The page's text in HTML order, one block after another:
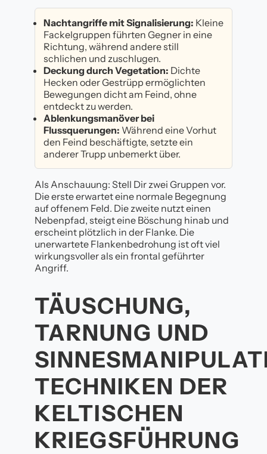
Nachtangriffe mit Signalisierung: Kleine
Fackelgruppen führten Gegner in eine
Richtung, während andere still
schlichen und zuschlugen.
Deckung durch Vegetation: Dichte
Hecken oder Gestrüpp ermöglichten
Bewegungen dicht am Feind, ohne
entdeckt zu werden.
Ablenkungsmanöver bei
Flussquerungen: Während eine Vorhut
den Feind beschäftigte, setzte ein
anderer Trupp unbemerkt über.
Als Anschauung: Stell Dir zwei Gruppen vor.
Die erste erwartet eine normale Begegnung
auf offenem Feld. Die zweite nutzt einen
Nebenpfad, steigt eine Böschung hinab und
erscheint plötzlich in der Flanke. Die
unerwartete Flankenbedrohung ist oft viel
wirkungsvoller als ein frontal geführter
Angriff.
TÄUSCHUNG,
TARNUNG UND
TECHNIKEN DER
KELTISCHEN
KRIEGSFÜHRUNG